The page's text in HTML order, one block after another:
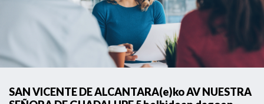
SAN VICENTE DE ALCANTARA(e)ko AV NUESTRA